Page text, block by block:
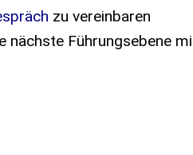
zu vereinbaren
Führungsebene